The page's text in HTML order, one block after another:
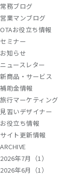
常務ブログ
営業マンブログ
OTAお役立ち情報
セミナー
お知らせ
ニュースレター
新商品・サービス
補助金情報
旅行マーケティング
見習いデザイナー
お役立ち情報
サイト更新情報
ARCHIVE
2026年7月（1）
2026年6月（1）